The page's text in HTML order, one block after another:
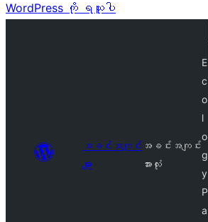
WordPress ကို ရယူပါ
အခင်းအကျင်း
များ
အခင်းအကျင်း
အားလုံး
E
c
o
l
o
g
y
P
a